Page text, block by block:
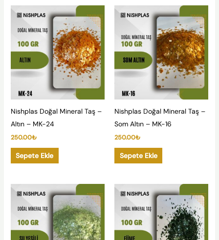
Nishplas Doğal Mineral Taş –
Altın – MK-24
250.00₺
Sepete Ekle
Nishplas Doğal Mineral Taş –
Som Altın – MK-16
250.00₺
Sepete Ekle